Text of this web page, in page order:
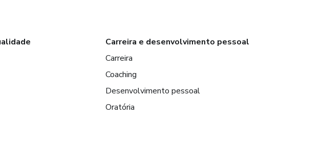
Carreira e desenvolvimento pessoal
Carreira
Coaching
Desenvolvimento pessoal
Oratória